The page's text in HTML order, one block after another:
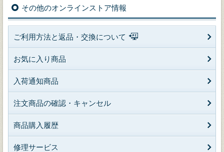
その他のオンラインストア情報
ご利用方法と返品・交換について
お気に入り商品
入荷通知商品
注文商品の確認・キャンセル
商品購入履歴
修理サービス